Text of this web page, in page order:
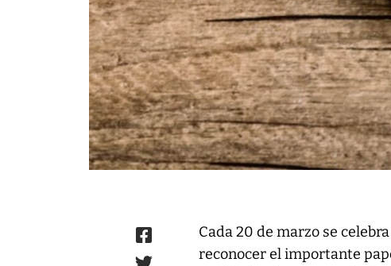
Cada 20 de marzo se
reconocer el importante